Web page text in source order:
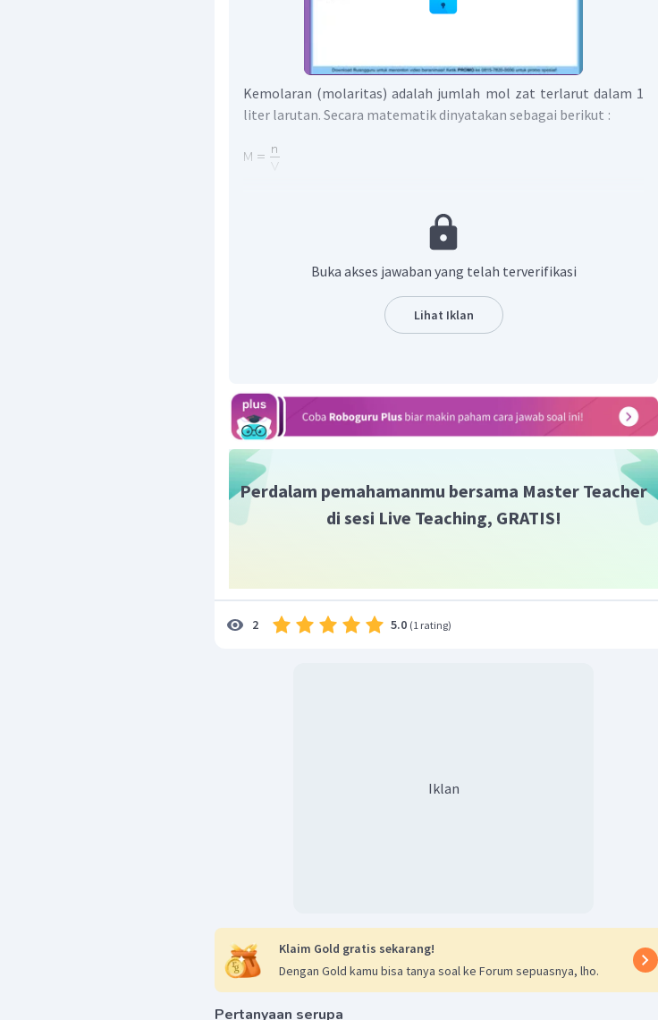
Kemolaran (molaritas) adalah jumlah mol zat terlarut dalam 1
liter larutan. Secara matematik dinyatakan sebagai berikut :
Jadi, tidak ada pilihan jawaban yang
Buka akses jawaban yang telah terverifikasi
Lihat Iklan
Perdalam pemahamanmu bersama Master Teacher
di sesi Live Teaching, GRATIS!
2 5.0 (1 rating)
Iklan
Klaim Gold gratis sekarang!
Dengan Gold kamu bisa tanya soal ke Forum sepuasnya, lho.
Pertanyaan serupa